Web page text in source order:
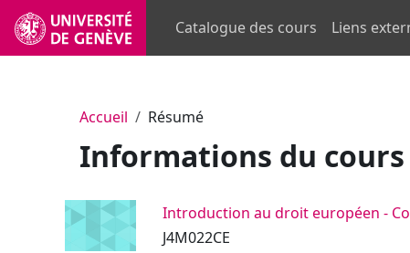
Passer au contenu principal
Catalogue des cours
Liens
Accueil Résumé
Informations du cours
Introduction au droit européen -
J4M022CE